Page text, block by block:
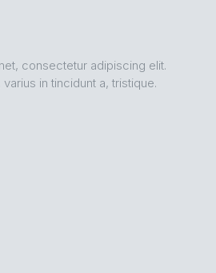
consectetur adipiscing elit.
in tincidunt a, tristique.